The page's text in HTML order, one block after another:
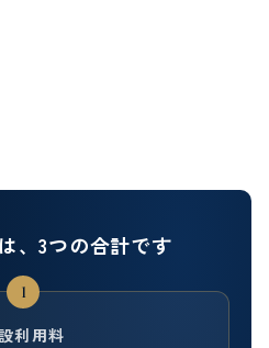
、3つの合計です
1
利用料